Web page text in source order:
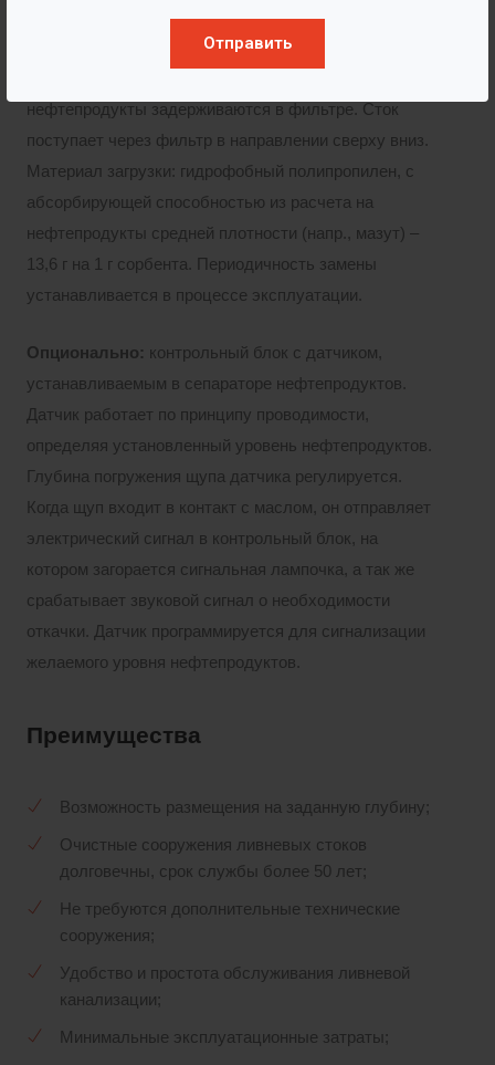
Отправить
Сорбционный фильтр «Ф»:тут происходит
нефтепродукты задерживаются в фильтре. Сток
поступает через фильтр в направлении сверху вниз.
Материал загрузки: гидрофобный полипропилен, с
абсорбирующей способностью из расчета на
нефтепродукты средней плотности (напр., мазут) –
13,6 г на 1 г сорбента. Периодичность замены
устанавливается в процессе эксплуатации.
Опционально: контрольный блок с датчиком,
устанавливаемым в сепараторе нефтепродуктов.
Датчик работает по принципу проводимости,
определяя установленный уровень нефтепродуктов.
Глубина погружения щупа датчика регулируется.
Когда щуп входит в контакт с маслом, он отправляет
электрический сигнал в контрольный блок, на
котором загорается сигнальная лампочка, а так же
срабатывает звуковой сигнал о необходимости
откачки. Датчик программируется для сигнализации
желаемого уровня нефтепродуктов.
Преимущества
Возможность размещения на заданную глубину;
Очистные сооружения ливневых стоков
долговечны, срок службы более 50 лет;
Не требуются дополнительные технические
сооружения;
Удобство и простота обслуживания ливневой
канализации;
Минимальные эксплуатационные затраты;